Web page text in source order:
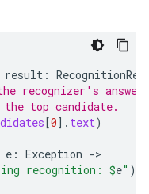
result :
recognizer's
top candidate.
[0] . text)
e : Exception ->
recognition: $e" )